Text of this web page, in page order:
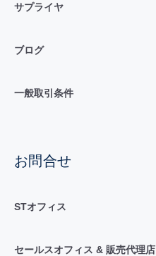
サプライヤ
ブログ
一般取引条件
お問合せ
STオフィス
セールスオフィス & 販売代理店